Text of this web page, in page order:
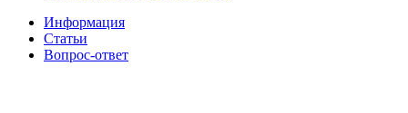
Информация
Статьи
Вопрос-ответ